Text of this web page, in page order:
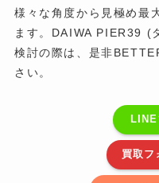
様々な角度から見極め最
ます。DAIWA PIER39 (
検討の際は、是非
さい。
LINE
買取フ